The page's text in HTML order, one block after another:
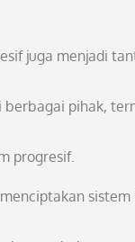
juga menjadi
pihak,
progresif.